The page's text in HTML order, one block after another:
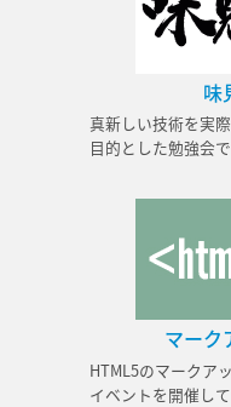
味
真新しい技術を実
目的とした勉強会で
マーク
HTML5のマークア
イベントを開催して